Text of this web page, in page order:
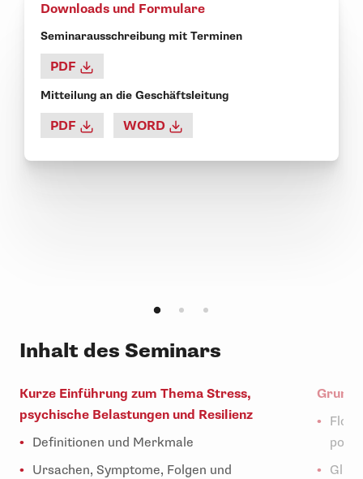
Downloads und Formulare
Seminarausschreibung mit Terminen
PDF
Mitteilung an die Geschäftsleitung
PDF WORD
Inhalt des Seminars
Kurze Einführung zum Thema Stress,
psychische Belastungen und Resilienz
Definitionen und Merkmale
Ursachen, Symptome, Folgen und